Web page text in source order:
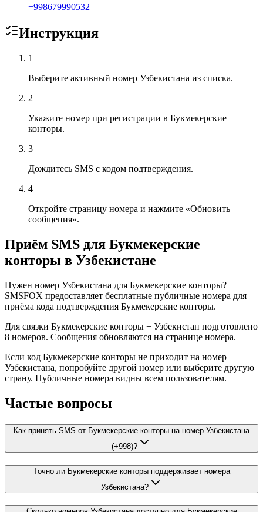
+998679990532
Инструкция
1
Выберите активный номер Узбекистана из списка.
2
Укажите номер при регистрации в Букмекерские
конторы.
3
Дождитесь SMS с кодом подтверждения.
4
Откройте страницу номера и нажмите «Обновить
сообщения».
Приём SMS для Букмекерские
конторы в Узбекистане
Нужен номер Узбекистана для Букмекерские конторы?
SMSFOX предоставляет бесплатные публичные номера для
приёма кода подтверждения Букмекерские конторы.
Для связки Букмекерские конторы + Узбекистан подготовлено
8 номеров. Сообщения обновляются на странице номера.
Если код Букмекерские конторы не приходит на номер
Узбекистана, попробуйте другой номер или выберите другую
страну. Публичные номера видны всем пользователям.
Частые вопросы
Как принять SMS от Букмекерские конторы на номер Узбекистана
(+998)?
Точно ли Букмекерские конторы поддерживает номера
Узбекистана?